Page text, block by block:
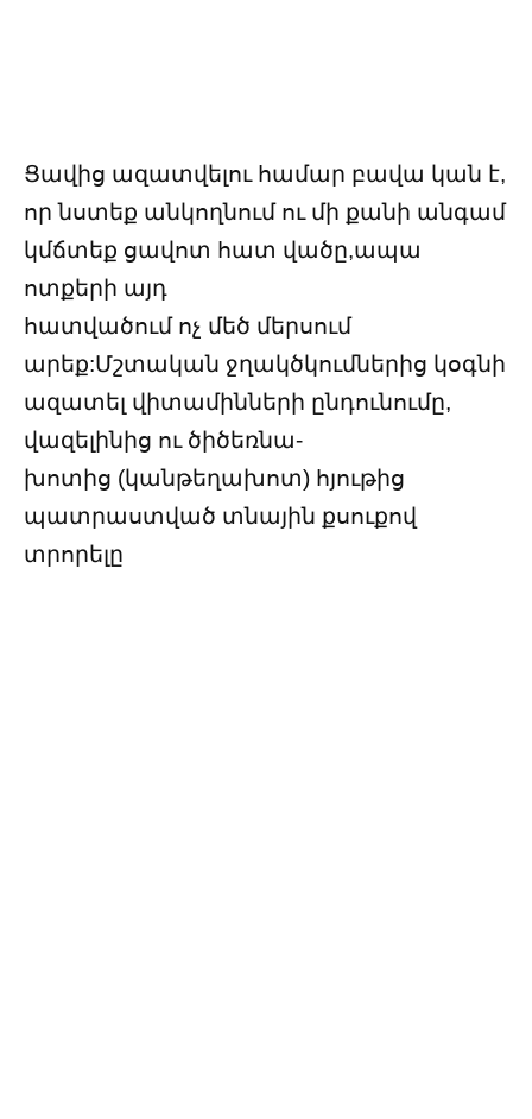
Ցավից ազատվելու համար բավա կան է,
որ նստեք անկողնում ու մի քանի անգամ
կմճտեք ցավոտ հատ վածը,ապա
ոտքերի այդ
հատվածում ոչ մեծ մերսում
արեք:Մշտական ջղակծկումներից կօգնի
ազատել վիտամինների ընդունումը,
վազելինից ու ծիծեռնա-
խոտից (կանթեղախոտ) հյութից
պատրաստված տնային քսուքով
տրորելը